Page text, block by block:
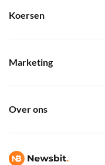
Koersen
Marketing
Over ons